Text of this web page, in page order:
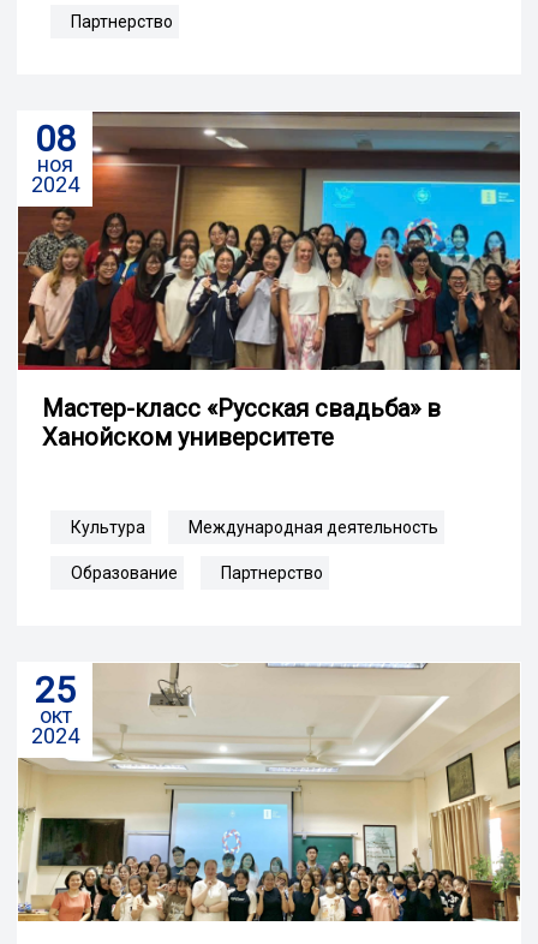
Партнерство
08
ноя
2024
Мастер-класс «Русская свадьба» в
Ханойском университете
Культура Международная деятельность
Образование Партнерство
25
окт
2024